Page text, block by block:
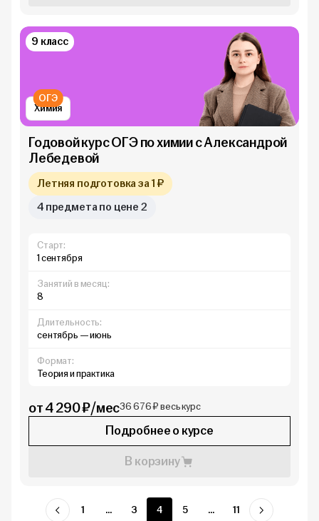
Химия
ОГЭ
9 класс
Годовой курс ОГЭ по химии с Александрой
Лебедевой
Летняя подготовка за 1 ₽
4 предмета по цене 2
Старт:
1 сентября
Занятий в месяц:
8
Длительность:
сентябрь — июнь
Формат:
Теория и практика
от 4 290 ₽/мес36 676 ₽ весь курс
Подробнее о курсе
В корзину
1 ... 3 4 5 ... 11